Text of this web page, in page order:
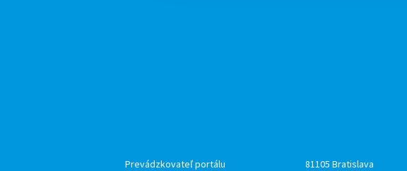
Prevádzkovateľ portálu 81105 Bratislava